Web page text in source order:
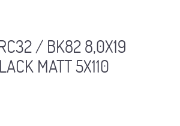
/ BK82 8,0X19
MATT 5X110